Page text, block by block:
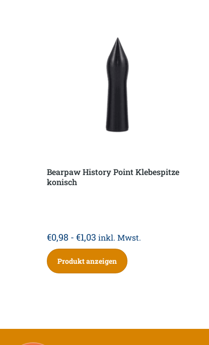
Bearpaw History Point Klebespitze
konisch
€0,98 - €1,03 inkl. Mwst.
Produkt anzeigen